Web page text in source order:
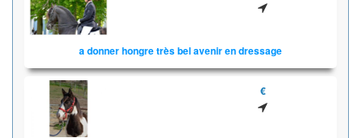
a donner hongre très bel avenir en dressage
€